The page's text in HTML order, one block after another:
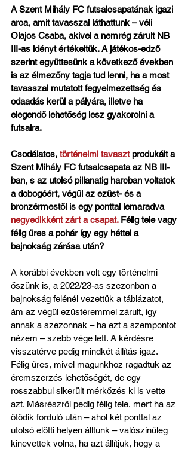
A Szent Mihály FC futsalcsapatának igazi
arca, amit tavasszal láthattunk – véli
Olajos Csaba, akivel a nemrég zárult NB
III-as idényt értékeltük. A játékos-edző
szerint együttesünk a következő években
is az élmezőny tagja tud lenni, ha a most
tavasszal mutatott fegyelmezettség és
odaadás kerül a pályára, illetve ha
elegendő lehetőség lesz gyakorolni a
futsalra.
Csodálatos, történelmi tavaszt produkált a
Szent Mihály FC futsalcsapata az NB III-
ban, s az utolsó pillanatig harcban voltatok
a dobogóért, végül az ezüst- és a
bronzérmestől is egy ponttal lemaradva
negyedikként zárt a csapat. Félig tele vagy
félig üres a pohár így egy héttel a
bajnokság zárása után?
A korábbi években volt egy történelmi
őszünk is, a 2022/23-as szezonban a
bajnokság felénél vezettük a táblázatot,
ám az végül ezüstéremmel zárult, így
annak a szezonnak – ha ezt a szempontot
nézem – szebb vége lett. A kérdésre
visszatérve pedig mindkét állítás igaz.
Félig üres, mivel magunkhoz ragadtuk az
éremszerzés lehetőségét, de egy
rosszabbul sikerült mérkőzés ki is vette
azt. Másrészről pedig félig tele, mert ha az
ötödik forduló után – ahol két ponttal az
utolsó előtti helyen álltunk – valószínűleg
kinevettek volna, ha azt állítjuk, hogy a